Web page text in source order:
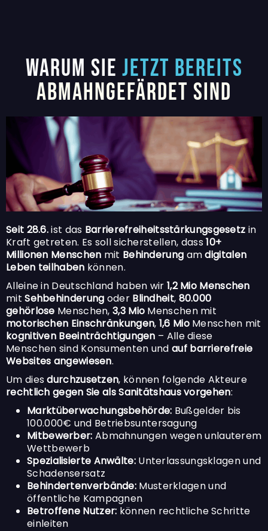
Warum Sie JETZT BEREITS
ABMAHNGEFÄRDET SIND
Seit 28.6.ist das Barrierefreiheitsstärkungsgesetz in
Kraft getreten. Es soll sicherstellen, dass10+
Millionen Menschen mit Behinderung amdigitalen
Leben teilhaben können.
Alleine in Deutschland haben wir 1,2 Mio Menschen
mitSehbehinderung oder Blindheit, 80.000
gehörlose Menschen,3,3 Mio Menschen mit
motorischen Einschränkungen, 1,6 MioMenschen mit
kognitiven Beeinträchtigungen – Alle diese
Menschen sind Konsumenten undauf barrierefreie
Websites angewiesen.
Um diesdurchzusetzen, können folgende Akteure
rechtlich gegen Sie als Sanitätshaus vorgehen:
Marktüberwachungsbehörde: Bußgelder bis
100.000€ und Betriebsuntersagung
Mitbewerber: Abmahnungen wegen unlauterem
Wettbewerb
Spezialisierte Anwälte:Unterlassungsklagen und
Schadensersatz
Behindertenverbände: Musterklagen und
öffentliche Kampagnen
Betroffene Nutzer: können rechtliche Schritte
einleiten